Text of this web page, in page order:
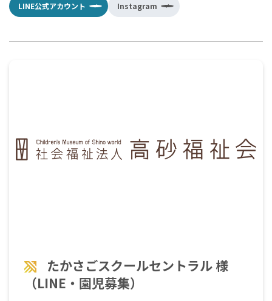
LINE公式アカウント Instagram
たかさごスクールセントラル 様
（LINE・園児募集）